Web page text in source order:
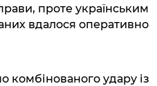
проте українським
вдалося оперативно
комбінованого удару із